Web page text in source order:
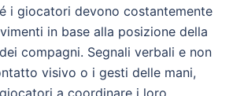
i giocatori devono costantemente
in base alla posizione della
compagni. Segnali verbali e non
visivo o i gesti delle mani,